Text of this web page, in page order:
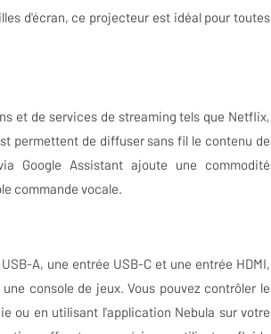
d'écran, ce projecteur est idéal pour toutes
et de services de streaming tels que Netflix,
permettent de diffuser sans fil le contenu de
Google Assistant ajoute une commodité
commande vocale.
A, une entrée USB-C et une entrée HDMI,
console de jeux. Vous pouvez contrôler le
ou en utilisant l'application Nebula sur votre